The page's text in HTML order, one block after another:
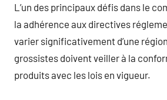
L’un des principaux défis dans le
la adhérence aux directives
varier significativement d’une
grossistes doivent veiller à la
produits avec les lois en vigueur.